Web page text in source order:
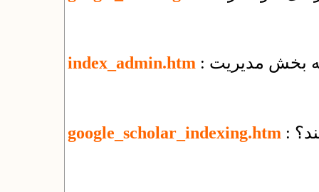
index_admin.htm بخش مدیریت
google_scholar_indexing.htm